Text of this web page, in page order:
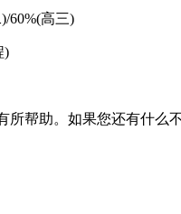
60%(高三)
)
所帮助。如果您还有什么